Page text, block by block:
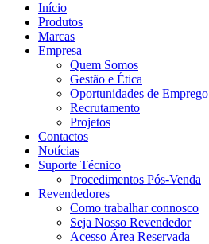
Início
Produtos
Marcas
Empresa
Quem Somos
Gestão e Ética
Oportunidades de Emprego
Recrutamento
Projetos
Contactos
Notícias
Suporte Técnico
Procedimentos Pós-Venda
Revendedores
Como trabalhar connosco
Seja Nosso Revendedor
Acesso Área Reservada